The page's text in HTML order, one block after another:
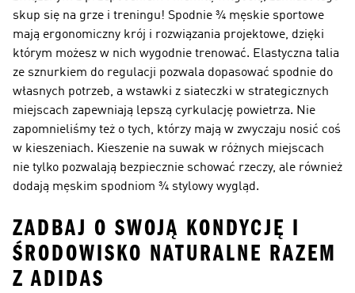
skup się na grze i treningu! Spodnie ¾ męskie sportowe
mają ergonomiczny krój i rozwiązania projektowe, dzięki
którym możesz w nich wygodnie trenować. Elastyczna talia
ze sznurkiem do regulacji pozwala dopasować spodnie do
własnych potrzeb, a wstawki z siateczki w strategicznych
miejscach zapewniają lepszą cyrkulację powietrza. Nie
zapomnieliśmy też o tych, którzy mają w zwyczaju nosić coś
w kieszeniach. Kieszenie na suwak w różnych miejscach
nie tylko pozwalają bezpiecznie schować rzeczy, ale również
dodają męskim spodniom ¾ stylowy wygląd.
ZADBAJ O SWOJĄ KONDYCJĘ I
ŚRODOWISKO NATURALNE RAZEM
Z ADIDAS